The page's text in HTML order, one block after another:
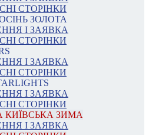
СТОРІНКИ
ЗОЛОТА
І ЗАЯВКА
СТОРІНКИ
І ЗАЯВКА
СТОРІНКИ
І ЗАЯВКА
СТОРІНКИ
КИЇВСЬКА ЗИМА
І ЗАЯВКА